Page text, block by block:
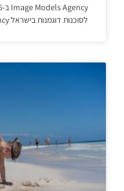
לסוכנות דוגמנות בישראל Image Models Agency